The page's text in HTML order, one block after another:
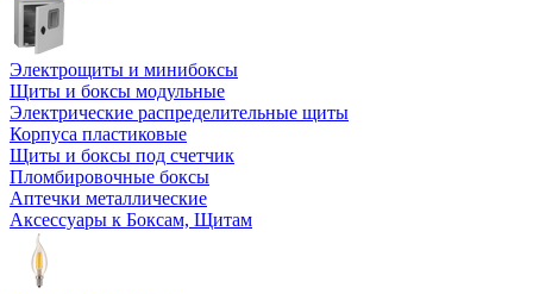
Электрощиты и минибоксы
Щиты и боксы модульные
Электрические распределительные щиты
Корпуса пластиковые
Щиты и боксы под счетчик
Пломбировочные боксы
Аптечки металлические
Аксессуары к Боксам, Щитам